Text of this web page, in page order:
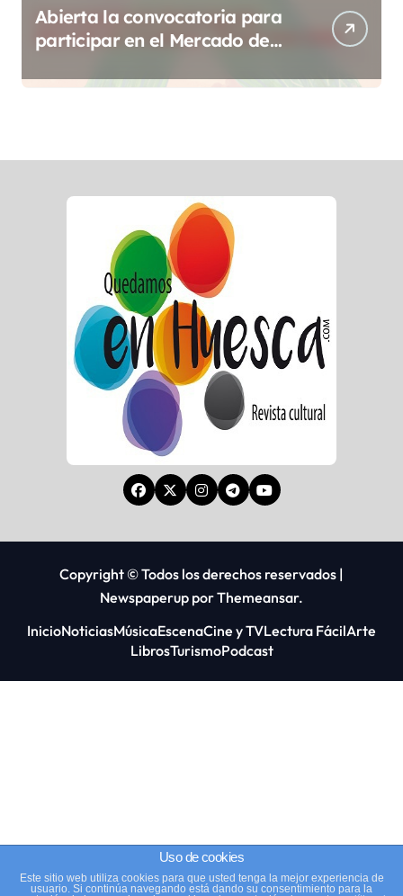
Abierta la convocatoria para
participar en el Mercado de
Copyright © Todos los derechos reservados |
Newspaperup porThemeansar.
InicioNoticiasMúsicaEscenaCine y TVLectura FácilArte
LibrosTurismoPodcast
Uso de cookies
Este sitio web utiliza cookies para que usted tenga la mejor experiencia de
usuario. Si continúa navegando está dando su consentimiento para la